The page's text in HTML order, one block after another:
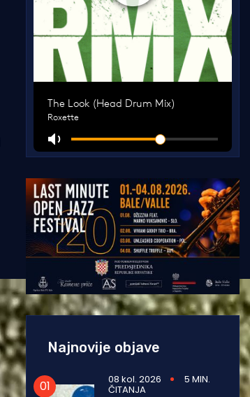
Najnovije objave
08 kol. 2026 5 MIN.
ČITANJA